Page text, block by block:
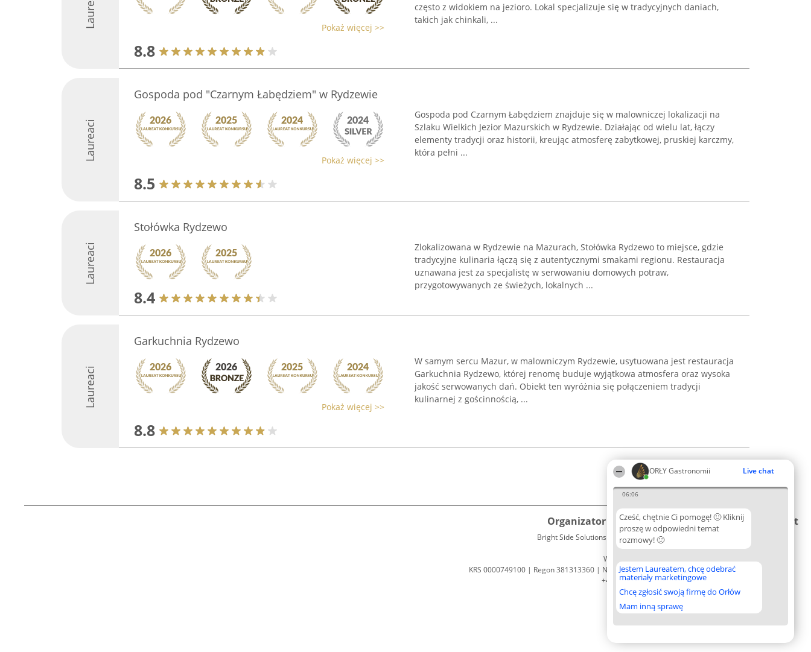
ORŁY Gastronomii Live chat
06:06
Cześć, chętnie Ci pomogę! 🙂 Kliknij
proszę w odpowiedni temat
rozmowy! 🙂
Jestem Laureatem, chcę odebrać
materiały marketingowe
Chcę zgłosić swoją firmę do Orłów
Mam inną sprawę
Pokaż więcej >>
8.8
często z widokiem na jezioro. Lokal specjalizuje się w tradycyjnych daniach,
takich jak chinkali, ...
Laureaci
Gospoda pod "Czarnym Łabędziem" w Rydzewie
Pokaż więcej >>
8.5
Gospoda pod Czarnym Łabędziem znajduje się w malowniczej lokalizacji na
Szlaku Wielkich Jezior Mazurskich w Rydzewie. Działając od wielu lat, łączy
elementy tradycji oraz historii, kreując atmosferę zabytkowej, pruskiej karczmy,
która pełni ...
Laureaci
Stołówka Rydzewo
8.4
Zlokalizowana w Rydzewie na Mazurach, Stołówka Rydzewo to miejsce, gdzie
tradycyjne kulinaria łączą się z autentycznymi smakami regionu. Restauracja
uznawana jest za specjalistę w serwowaniu domowych potraw,
przygotowywanych ze świeżych, lokalnych ...
Laureaci
Garkuchnia Rydzewo
Pokaż więcej >>
8.8
W samym sercu Mazur, w malowniczym Rydzewie, usytuowana jest restauracja
Garkuchnia Rydzewo, której renomę buduje wyjątkowa atmosfera oraz wysoka
jakość serwowanych dań. Obiekt ten wyróżnia się połączeniem tradycji
kulinarnej z gościnnością, ...
Organizator plebiscytu
Bright Side Solutions sp. z o. o. sp. k.
ul. Ruska 22
Wrocław 50-079
KRS 0000749100 | Regon 381313360 | NIP 8943132676
+48 508 492 400
Plebiscyt
Lista
Laureatów
Zasady
Regulamin
Prywatności
Kontakt